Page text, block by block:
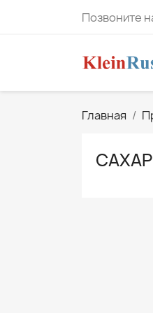
Позвоните
Главная
САХАР